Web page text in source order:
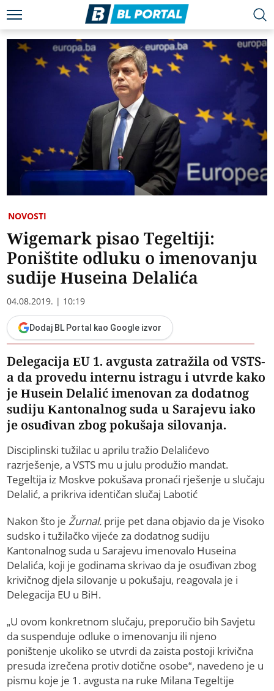
NOVOSTI
Wigemark pisao Tegeltiji:
Poništite odluku o imenovanju
sudije Huseina Delalića
04.08.2019. | 10:19
Dodaj BL Portal kao Google izvor
Delegacija EU 1. avgusta zatražila od VSTS-
a da provedu internu istragu i utvrde kako
je Husein Delalić imenovan za dodatnog
sudiju Kantonalnog suda u Sarajevu iako
je osuđivan zbog pokušaja silovanja.
Disciplinski tužilac u aprilu tražio Delalićevo
razrješenje, a VSTS mu u julu produžio mandat.
Tegeltija iz Moskve pokušava pronaći rješenje u slučaju
Delalić, a prikriva identičan slučaj Labotić
Nakon što jeŽurnal. prije pet dana objavio da je Visoko
sudsko i tužilačko vijeće za dodatnog sudiju
Kantonalnog suda u Sarajevu imenovalo Huseina
Delalića, koji je godinama skrivao da je osuđivan zbog
krivičnog djela silovanje u pokušaju, reagovala je i
Delegacija EU u BiH.
„U ovom konkretnom slučaju, preporučio bih Savjetu
da suspenduje odluke o imenovanju ili njeno
poništenje ukoliko se utvrdi da zaista postoji krivična
presuda izrečena protiv dotične osobe“, navedeno je u
pismu koje je 1. avgusta na ruke Milana Tegeltije